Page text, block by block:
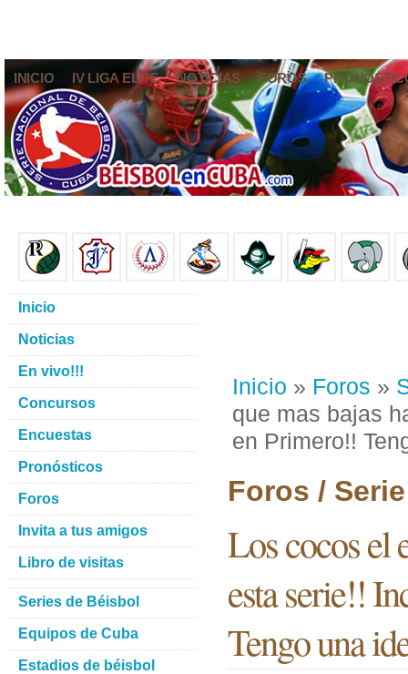
INICIO IV LIGA ELITE NOTICIAS FOROS
Inicio » Foros »
que mas bajas
en Primero!!
Foros /
Los cocos el
esta serie!!
Tengo una
Inicio
Noticias
En vivo!!!
Concursos
Encuestas
Pronósticos
Foros
Invita a tus amigos
Libro de visitas
Series de Béisbol
Equipos de Cuba
Estadios de béisbol